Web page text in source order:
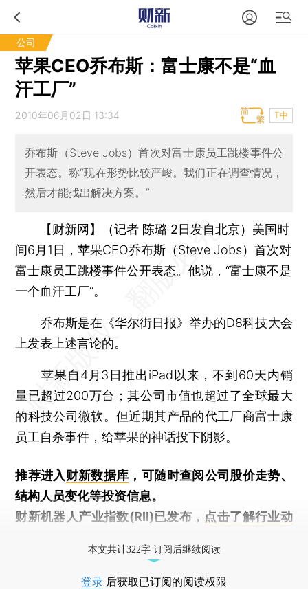
公司
苹果CEO乔布斯：富士康不是“血
汗工厂”
2010年06月02日 13:34 T中
乔布斯（Steve Jobs）首次对富士康员工跳楼事件公
开表态。称“现在形势比较严峻。我们正在调查情况，
然后才能找出解决方案。”
【财新网】（记者 陈璐 2日发自北京） 美国时
间6月1日，苹果CEO乔布斯（Steve Jobs）首次对
富士康员工跳楼事件公开表态。他说，“富士康不是
一个血汗工厂”。
乔布斯是在《华尔街日报》举办的D8科技大会
上发表上述言论的。
苹果自4月3日推出iPad以来，不到60天内销
量已超过200万台；其公司市值也超过了全球最大
的科技公司微软。但近期其产品的代工厂商富士康
员工自杀事件，给苹果的神话投下阴影。
推荐进入财新数据库 ，可随时查阅公司股价走势、
结构人员变化等投资信息。
财新机器人产业指数(RII)已发布， 点击了解行业动
本文共计322字 订阅后继续阅读
登录 后获取已订阅的阅读权限